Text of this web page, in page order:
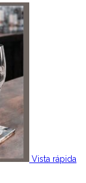
Vista rápida